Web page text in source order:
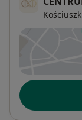
Dostępność